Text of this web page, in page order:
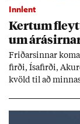
Innlent
Kert­um
um
Frið­arsinn­ar
firði, Ísa­firði,
kvöld til að